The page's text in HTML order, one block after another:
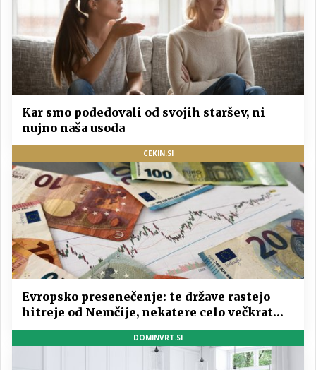
Kar smo podedovali od svojih staršev, ni
nujno naša usoda
CEKIN.SI
Evropsko presenečenje: te države rastejo
hitreje od Nemčije, nekatere celo večkrat
hitreje
DOMINVRT.SI